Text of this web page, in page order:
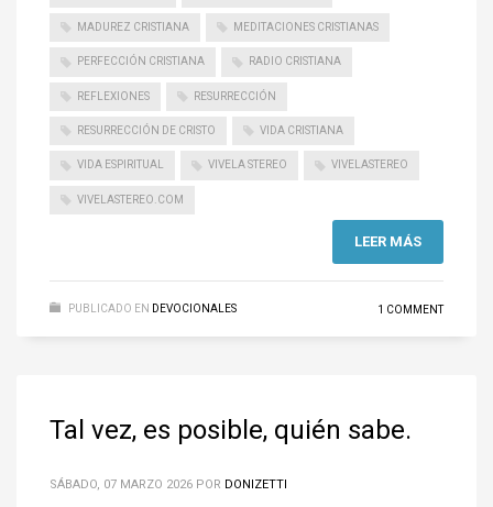
MADUREZ CRISTIANA MEDITACIONES CRISTIANAS
PERFECCIÓN CRISTIANA RADIO CRISTIANA
REFLEXIONES RESURRECCIÓN
RESURRECCIÓN DE CRISTO VIDA CRISTIANA
VIDA ESPIRITUAL VIVELA STEREO VIVELASTEREO
VIVELASTEREO.COM
LEER MÁS
PUBLICADO EN DEVOCIONALES 1 COMMENT
Tal vez, es posible, quién sabe.
SÁBADO, 07 MARZO 2026 POR DONIZETTI